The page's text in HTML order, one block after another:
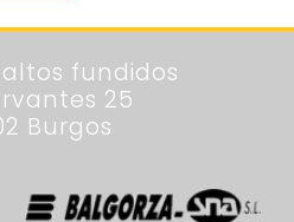
fundidos
25
Burgos